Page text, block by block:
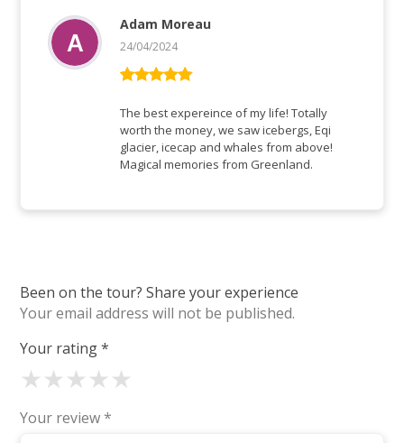
of 5
Adam Moreau
24/04/2024
The best expereince of my life! Totally
worth the money, we saw icebergs, Eqi
glacier, icecap and whales from above!
Magical memories from Greenland.
Been on the tour? Share your experience
Your email address will not be published.
Your rating*
★
★
★
★
★
Your review *